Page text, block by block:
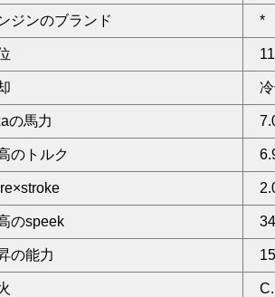
ジンのブランド *
の馬力
のトルク
のspeek
の能力